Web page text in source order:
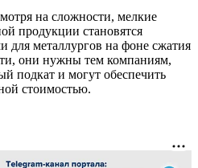
на сложности, мелкие
продукции становятся
для металлургов на фоне сжатия
они нужны тем компаниям,
подкат и могут обеспечить
стоимостью.